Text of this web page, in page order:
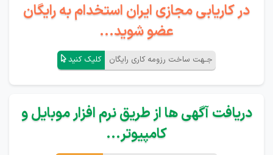
در کاریابی مجازی ایران استخدام به رایگان
عضو شوید...
جـهت ساخت رزومه کاری رایگان کلیک کنید
دریافت آگهی ها از طریق نرم افزار موبایل و
کامپیوتر...